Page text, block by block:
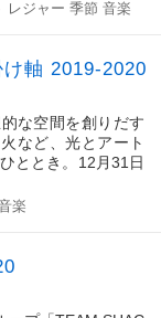
レジャー 季節 音楽
軸 2019-2020
な空間を創りだす
など、光とアート
ととき。12月31日
楽